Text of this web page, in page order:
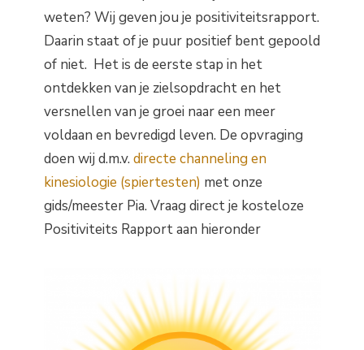
weten? Wij geven jou je positiviteitsrapport.
Daarin staat of je puur positief bent gepoold
of niet. Het is de eerste stap in het
ontdekken van je zielsopdracht en het
versnellen van je groei naar een meer
voldaan en bevredigd leven. De opvraging
doen wij d.m.v. directe channeling en
kinesiologie (spiertesten) met onze
gids/meester Pia. Vraag direct je kosteloze
Positiviteits Rapport aan hieronder